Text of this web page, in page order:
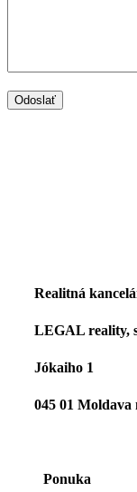
Realitná
LEGAL reality,
Jókaiho 1
045 01 Moldava
Ponuka